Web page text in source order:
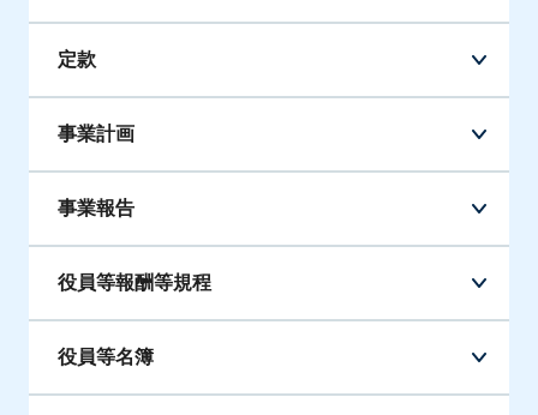
定款
事業計画
事業報告
役員等報酬等規程
役員等名簿